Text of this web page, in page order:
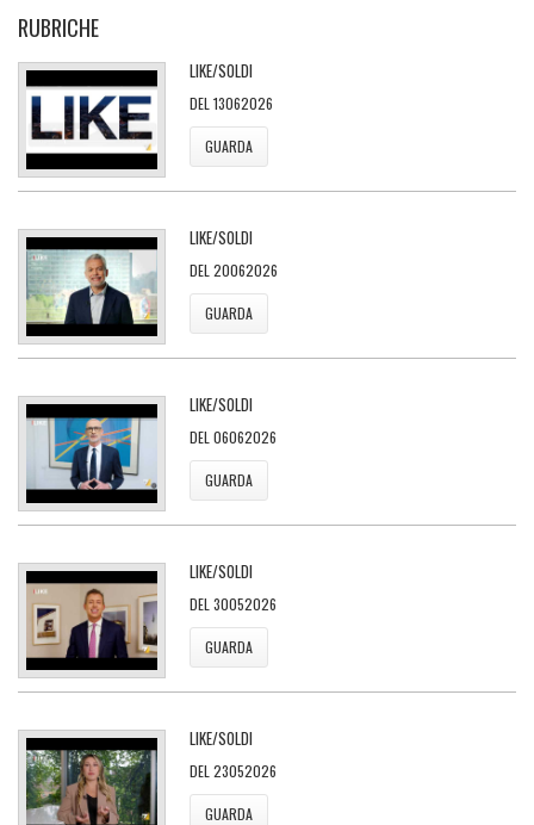
RUBRICHE
LIKE/SOLDI
DEL 13062026
GUARDA
LIKE/SOLDI
DEL 20062026
GUARDA
LIKE/SOLDI
DEL 06062026
GUARDA
LIKE/SOLDI
DEL 30052026
GUARDA
LIKE/SOLDI
DEL 23052026
GUARDA